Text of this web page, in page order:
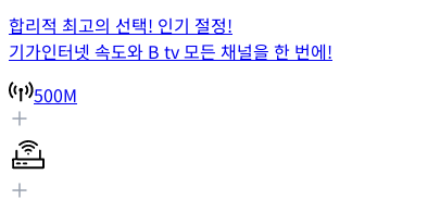
합리적 최고의 선택! 인기 절정!
기가인터넷 속도와 B tv 모든 채널을 한 번에!
500M